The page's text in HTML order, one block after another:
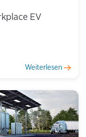
EV
Weiterlesen